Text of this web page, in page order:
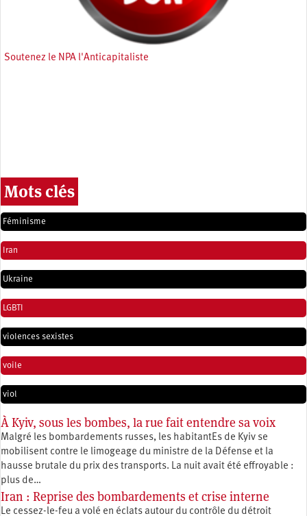
Soutenez le NPA l'Anticapitaliste
Mots clés
Féminisme
Iran
Ukraine
LGBTI
violences sexistes
voile
viol
À Kyiv, sous les bombes, la rue fait entendre sa voix
Malgré les bombardements russes, les habitantEs de Kyiv se
mobilisent contre le limogeage du ministre de la Défense et la
hausse brutale du prix des transports. La nuit avait été effroyable :
plus de…
Iran : Reprise des bombardements et crise interne
Le cessez-le-feu a volé en éclats autour du contrôle du détroit